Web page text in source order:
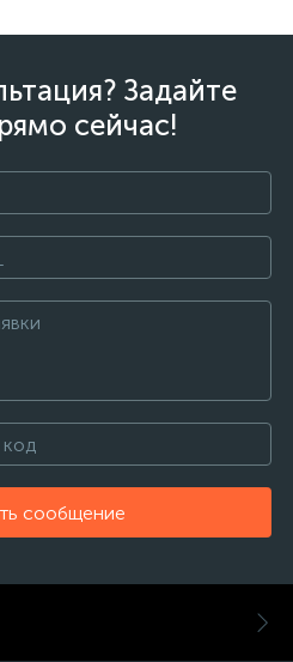
Задайте
сейчас!
сообщение